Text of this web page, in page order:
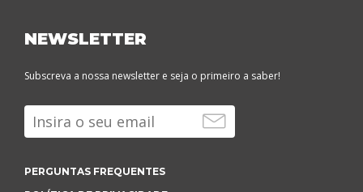
NEWSLETTER
Subscreva a nossa newsletter e seja o primeiro a saber!
PERGUNTAS FREQUENTES